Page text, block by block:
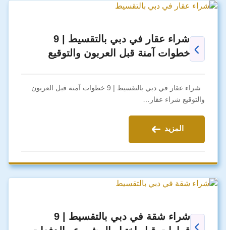
شراء عقار في دبي بالتقسيط | 9
خطوات آمنة قبل العربون والتوقيع
شراء عقار في دبي بالتقسيط | 9 خطوات آمنة قبل العربون
والتوقيع شراء عقار…
المزيد
شراء شقة في دبي بالتقسيط | 9